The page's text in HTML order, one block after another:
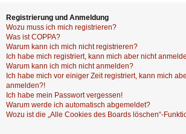
Registrierung und Anmeldung
Wozu muss ich mich registrieren?
Was ist COPPA?
Warum kann ich mich nicht registrieren?
Ich habe mich registriert, kann mich aber nicht
Warum kann ich mich nicht anmelden?
Ich habe mich vor einiger Zeit registriert, kann mich
anmelden?!
Ich habe mein Passwort vergessen!
Warum werde ich automatisch abgemeldet?
Wozu ist die „Alle Cookies des Boards löschen“-